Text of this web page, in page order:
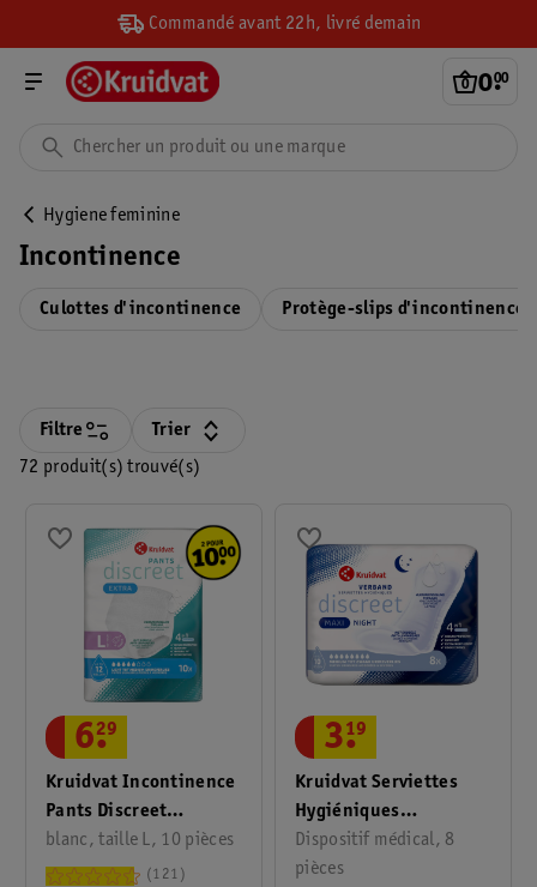
Commandé avant 22h, livré demain
0.
00
Hygiene feminine
Incontinence
Culottes d'incontinence Protège-slips d'incontinence
72 produit(s) trouvé(s)
Filtre Trier
Kruidvat Incontinence
Pants Discreet
Protection Large
Unisex
blanc, taille L, 10 pièces
6.
29
121
Kruidvat Serviettes
Hygiéniques
Incontinence Discreet
Protection Night Extra
Dispositif médical, 8
pièces
3.
19